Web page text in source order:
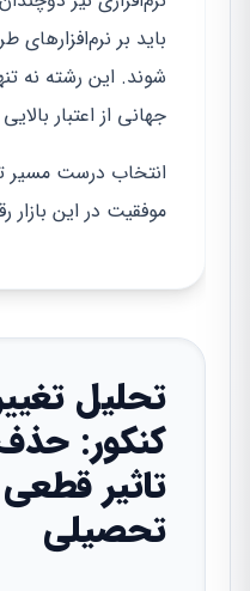
باید بر
شوند. این رشته نه
جهانی از اعتبار
انتخاب درست مسیر
موفقیت در این بازار
تحلیل
کنکور:
تاثیر
تحصیلی